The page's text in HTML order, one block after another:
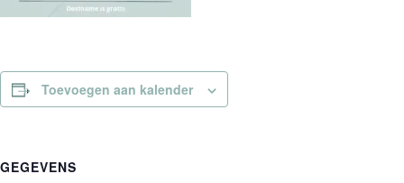
Toevoegen aan kalender
GEGEVENS